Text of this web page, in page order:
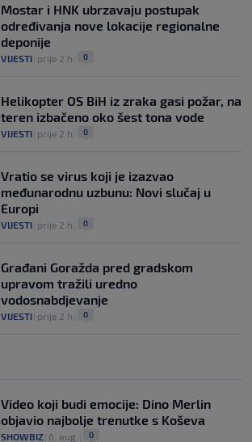
Mostar i HNK ubrzavaju postupak
određivanja nove lokacije regionalne
deponije
VIJESTI prije 2 h 0
Helikopter OS BiH iz zraka gasi požar, na
teren izbačeno oko šest tona vode
VIJESTI prije 2 h 0
Vratio se virus koji je izazvao
međunarodnu uzbunu: Novi slučaj u
Europi
VIJESTI prije 2 h 0
Građani Goražda pred gradskom
upravom tražili uredno
vodosnabdjevanje
VIJESTI prije 2 h 0
Video koji budi emocije: Dino Merlin
objavio najbolje trenutke s Koševa
SHOWBIZ 6. aug. 0